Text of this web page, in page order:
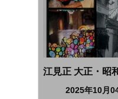
2025年10月